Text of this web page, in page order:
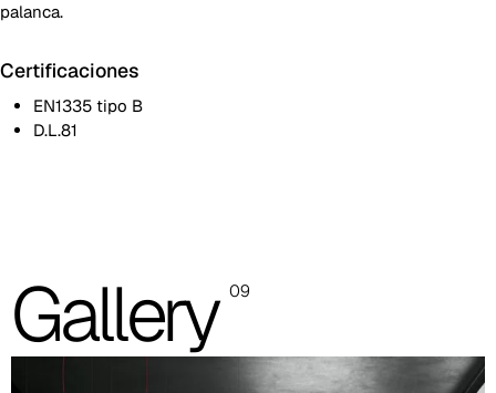
palanca.
Certificaciones
EN1335 tipo B
D.L.81
consultar siempre la carpeta con las muestras reales.
Planet (Cat. A - Polipiel)
Gallery 09